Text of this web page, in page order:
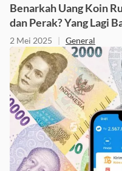
Benarkah Uang Koin
dan Perak? Yang Lagi
2 Mei 2025 | General